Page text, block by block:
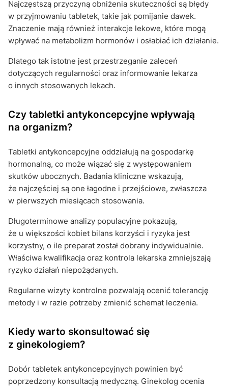
Najczęstszą przyczyną obniżenia skuteczności są błędy
w przyjmowaniu tabletek, takie jak pomijanie dawek.
Znaczenie mają również interakcje lekowe, które mogą
wpływać na metabolizm hormonów i osłabiać ich działanie.
Dlatego tak istotne jest przestrzeganie zaleceń
dotyczących regularności oraz informowanie lekarza
o innych stosowanych lekach.
Czy tabletki antykoncepcyjne wpływają
na organizm?
Tabletki antykoncepcyjne oddziałują na gospodarkę
hormonalną, co może wiązać się z występowaniem
skutków ubocznych. Badania kliniczne wskazują,
że najczęściej są one łagodne i przejściowe, zwłaszcza
w pierwszych miesiącach stosowania.
Długoterminowe analizy populacyjne pokazują,
że u większości kobiet bilans korzyści i ryzyka jest
korzystny, o ile preparat został dobrany indywidualnie.
Właściwa kwalifikacja oraz kontrola lekarska zmniejszają
ryzyko działań niepożądanych.
Regularne wizyty kontrolne pozwalają ocenić tolerancję
metody i w razie potrzeby zmienić schemat leczenia.
Kiedy warto skonsultować się
z ginekologiem?
Dobór tabletek antykoncepcyjnych powinien być
poprzedzony konsultacją medyczną. Ginekolog ocenia